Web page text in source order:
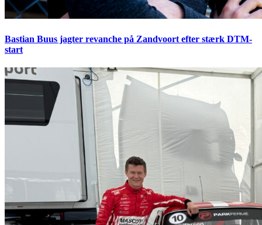
Bastian Buus jagter revanche på Zandvoort efter stærk DTM-
start